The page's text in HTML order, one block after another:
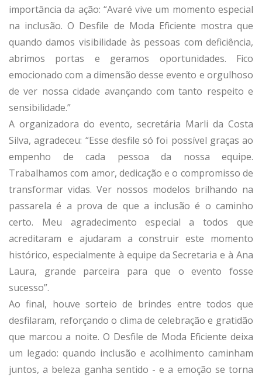
importância da ação: “Avaré vive um momento especial
na inclusão. O Desfile de Moda Eficiente mostra que
quando damos visibilidade às pessoas com deficiência,
abrimos portas e geramos oportunidades. Fico
emocionado com a dimensão desse evento e orgulhoso
de ver nossa cidade avançando com tanto respeito e
sensibilidade.”
A organizadora do evento, secretária Marli da Costa
Silva, agradeceu: “Esse desfile só foi possível graças ao
empenho de cada pessoa da nossa equipe.
Trabalhamos com amor, dedicação e o compromisso de
transformar vidas. Ver nossos modelos brilhando na
passarela é a prova de que a inclusão é o caminho
certo. Meu agradecimento especial a todos que
acreditaram e ajudaram a construir este momento
histórico, especialmente à equipe da Secretaria e à Ana
Laura, grande parceira para que o evento fosse
sucesso”.
Ao final, houve sorteio de brindes entre todos que
desfilaram, reforçando o clima de celebração e gratidão
que marcou a noite. O Desfile de Moda Eficiente deixa
um legado: quando inclusão e acolhimento caminham
juntos, a beleza ganha sentido - e a emoção se torna